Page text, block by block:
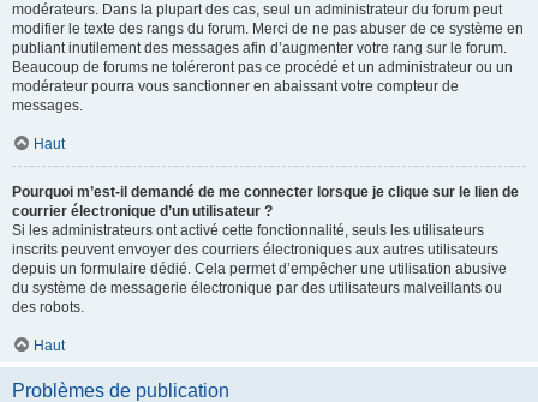
modérateurs. Dans la plupart des cas, seul un administrateur du forum peut
modifier le texte des rangs du forum. Merci de ne pas abuser de ce système en
publiant inutilement des messages afin d’augmenter votre rang sur le forum.
Beaucoup de forums ne toléreront pas ce procédé et un administrateur ou un
modérateur pourra vous sanctionner en abaissant votre compteur de
messages.
Haut
Pourquoi m’est-il demandé de me connecter lorsque je clique sur le lien de
courrier électronique d’un utilisateur ?
Si les administrateurs ont activé cette fonctionnalité, seuls les utilisateurs
inscrits peuvent envoyer des courriers électroniques aux autres utilisateurs
depuis un formulaire dédié. Cela permet d’empêcher une utilisation abusive
du système de messagerie électronique par des utilisateurs malveillants ou
des robots.
Haut
Problèmes de publication